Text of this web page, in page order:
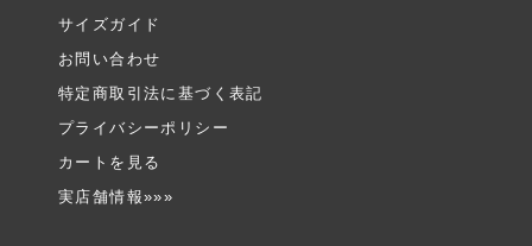
サイズガイド
お問い合わせ
特定商取引法に基づく表記
プライバシーポリシー
カートを見る
実店舗情報»»»